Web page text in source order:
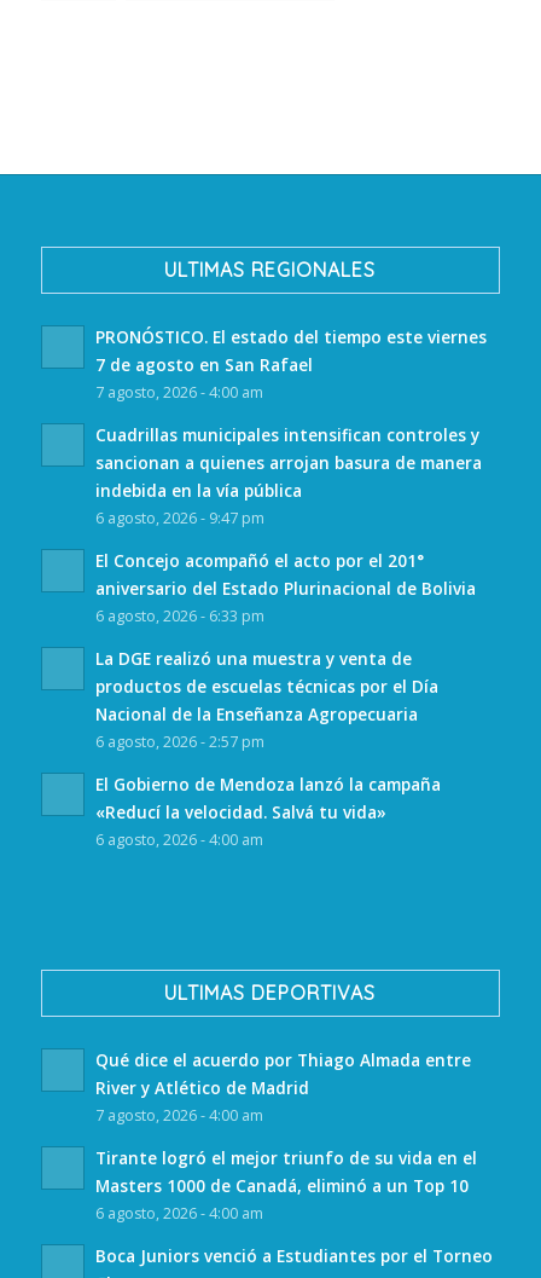
ULTIMAS REGIONALES
PRONÓSTICO. El estado del tiempo este viernes
7 de agosto en San Rafael
7 agosto, 2026 - 4:00 am
Cuadrillas municipales intensifican controles y
sancionan a quienes arrojan basura de manera
indebida en la vía pública
6 agosto, 2026 - 9:47 pm
El Concejo acompañó el acto por el 201°
aniversario del Estado Plurinacional de Bolivia
6 agosto, 2026 - 6:33 pm
La DGE realizó una muestra y venta de
productos de escuelas técnicas por el Día
Nacional de la Enseñanza Agropecuaria
6 agosto, 2026 - 2:57 pm
El Gobierno de Mendoza lanzó la campaña
«Reducí la velocidad. Salvá tu vida»
6 agosto, 2026 - 4:00 am
ULTIMAS DEPORTIVAS
Qué dice el acuerdo por Thiago Almada entre
River y Atlético de Madrid
7 agosto, 2026 - 4:00 am
Tirante logró el mejor triunfo de su vida en el
Masters 1000 de Canadá, eliminó a un Top 10
6 agosto, 2026 - 4:00 am
Boca Juniors venció a Estudiantes por el Torneo